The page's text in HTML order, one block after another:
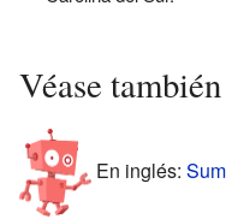
Véase también
En inglés: